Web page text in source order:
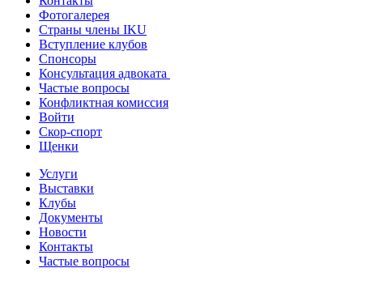
Фотогалерея
Страны члены IKU
Вступление клубов​
Спонсоры
Консультация адвоката ​
Частые вопросы
Конфликтная комиссия
Войти
Скор-спорт
Щенки
Услуги
Выставки
Клубы
Документы
Новости
Контакты
Частые вопросы